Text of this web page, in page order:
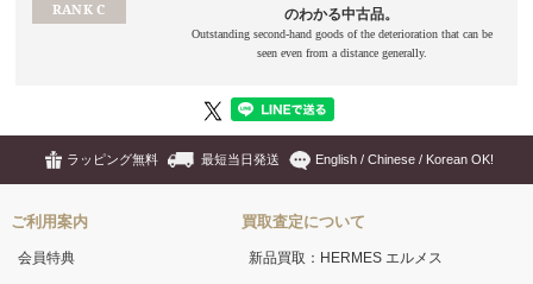
ラッピング無料 最短当日発送 English / Chinese / Korean OK!
ご利用案内
会員特典
買取査定について
新品買取：HERMES エルメス